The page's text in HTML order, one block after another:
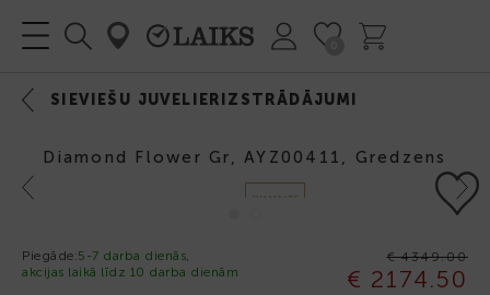
SIEVIEŠU JUVELIERIZSTRĀDĀJUMI
Diamond Flower Gr, AYZ00411, Gredzens
Previous
DIMANTS
Next
Piegāde:5-7 darba dienās,
akcijas laikā līdz 10 darba dienām
€ 4349.00
€ 2174.50